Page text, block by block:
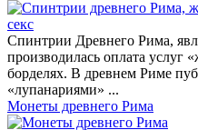
Спинтрии Древнего Рима,
производилась оплата
борделях. В древнем Риме
«лупанариями» ...
Монеты древнего Рима